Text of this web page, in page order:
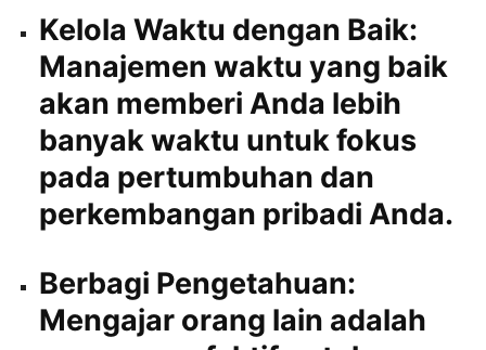
Kelola Waktu dengan Baik:
Manajemen waktu yang baik
akan memberi Anda lebih
banyak waktu untuk fokus
pada pertumbuhan dan
perkembangan pribadi Anda.
Berbagi Pengetahuan:
Mengajar orang lain adalah